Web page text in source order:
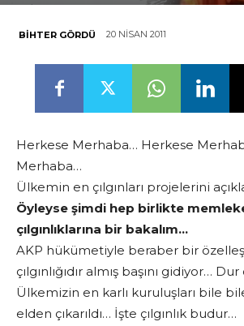
BIHTER GÖRDÜ 20 NISAN 2011
Herkese Merhaba… Herkese
Merhaba…
Ülkemin en çılgınları projelerini
Öyleyse şimdi hep birlikte
çılgınlıklarına bir bakalım…
AKP hükümetiyle beraber bir
çılgınlığıdır almış başını gidiyor…
Ülkemizin en karlı kuruluşları bile
elden çıkarıldı… İşte çılgınlık budur…